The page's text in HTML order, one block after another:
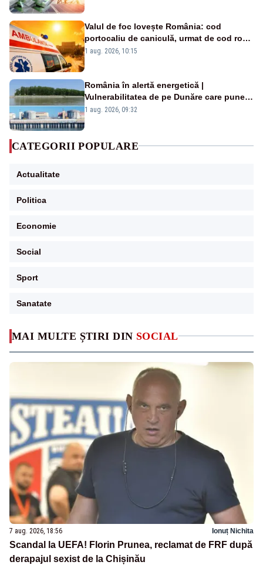
MAI MULTE ȘTIRI DIN SOCIAL
7 aug. 2026, 18:56 Ionuț Nichita
Scandal la UEFA! Florin Prunea, reclamat de FRF după
derapajul sexist de la Chișinău
Valul de foc lovește România: cod
portocaliu de caniculă, urmat de cod roșu
duminică. Temperaturile urcă spre 40°C
1 aug. 2026, 10:15
România în alertă energetică |
Vulnerabilitatea de pe Dunăre care pune
în pericol Centrala Cernavodă era
1 aug. 2026, 09:32
CATEGORII POPULARE
Actualitate
Politica
Economie
Social
Sport
Sanatate